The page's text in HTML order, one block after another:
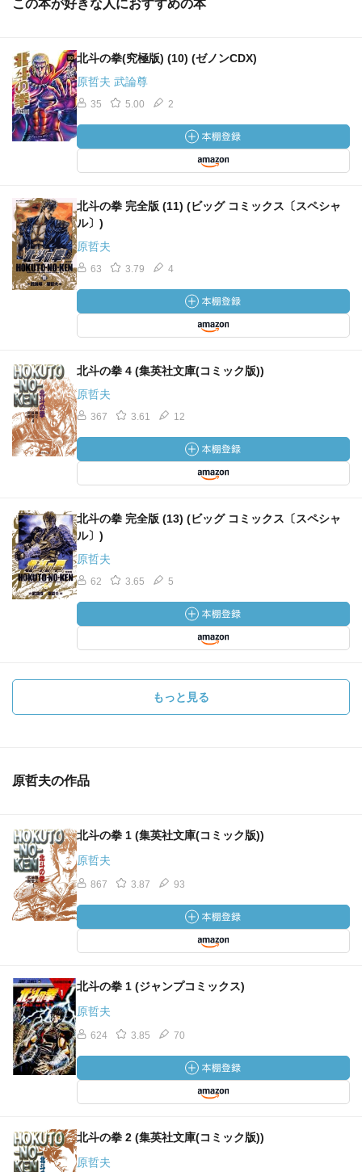
この本が好きな人におすすめの本
北斗の拳(究極版) (10) (ゼノンCDX)
原哲夫 武論尊
35 5.00 2
北斗の拳 完全版 (11) (ビッグ コミックス〔スペシャ
ル〕)
原哲夫
63 3.79 4
北斗の拳 4 (集英社文庫(コミック版))
原哲夫
367 3.61 12
北斗の拳 完全版 (13) (ビッグ コミックス〔スペシャ
ル〕)
原哲夫
62 3.65 5
もっと見る
原哲夫の作品
北斗の拳 1 (集英社文庫(コミック版))
原哲夫
867 3.87 93
北斗の拳 1 (ジャンプコミックス)
原哲夫
624 3.85 70
北斗の拳 2 (集英社文庫(コミック版))
原哲夫